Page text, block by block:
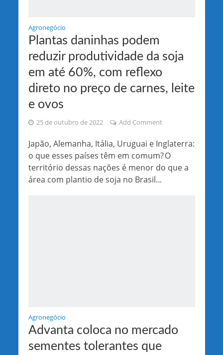
Agronegócio
Plantas daninhas podem
reduzir produtividade da soja
em até 60%, com reflexo
direto no preço de carnes, leite
e ovos
25 de outubro de 2022 Add Comment
Japão, Alemanha, Itália, Uruguai e Inglaterra:
o que esses países têm em comum? O
território dessas nações é menor do que a
área com plantio de soja no Brasil...
Agronegócio
Advanta coloca no mercado
sementes tolerantes que